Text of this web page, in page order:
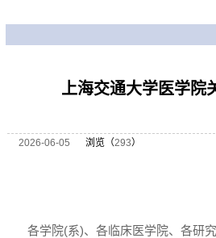
上海交通大学医学院
2026-06-05 浏览（293）
各学院(系)、各临床医学院、各研究